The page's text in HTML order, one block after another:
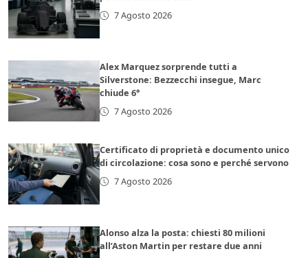
7 Agosto 2026
Alex Marquez sorprende tutti a
Silverstone: Bezzecchi insegue, Marc
chiude 6°
7 Agosto 2026
Certificato di proprietà e documento unico
di circolazione: cosa sono e perché servono
7 Agosto 2026
Alonso alza la posta: chiesti 80 milioni
all’Aston Martin per restare due anni